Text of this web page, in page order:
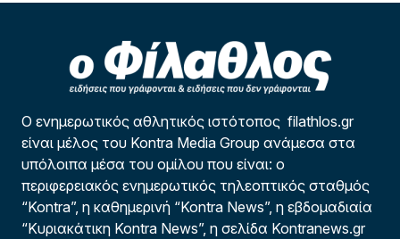
Ο ενημερωτικός αθλητικός ιστότοπος filathlos.gr
είναι μέλος του Kontra Media Group ανάμεσα στα
υπόλοιπα μέσα του ομίλου που είναι: ο
περιφερειακός ενημερωτικός τηλεοπτικός σταθμός
“Kontra”, η καθημερινή “Kontra News”, η εβδομαδιαία
“Κυριακάτικη Kontra News”, η σελίδα Kontranews.gr